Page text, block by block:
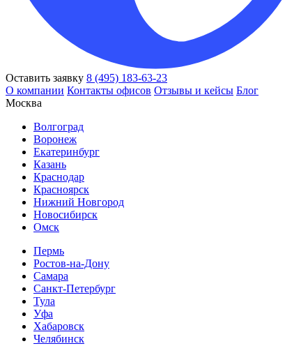
Оставить заявку 8 (495) 183-63-23
О компании Контакты офисов Отзывы и кейсы Блог
Москва
Волгоград
Воронеж
Екатеринбург
Казань
Краснодар
Красноярск
Нижний Новгород
Новосибирск
Омск
Пермь
Ростов-на-Дону
Самара
Санкт-Петербург
Тула
Уфа
Хабаровск
Челябинск